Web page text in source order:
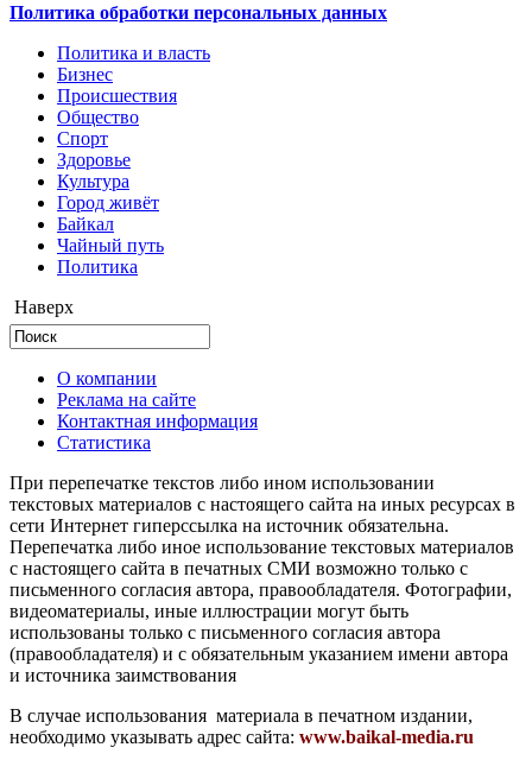
Политика обработки персональных данных
Политика и власть
Бизнес
Происшествия
Общество
Cпорт
Здоровье
Культура
Город живёт
Байкал
Чайный путь
Политика
Наверх
О компании
Реклама на сайте
Контактная информация
Статистика
При перепечатке текстов либо ином использовании
текстовых материалов с настоящего сайта на иных ресурсах в
сети Интернет гиперссылка на источник обязательна.
Перепечатка либо иное использование текстовых материалов
с настоящего сайта в печатных СМИ возможно только с
письменного согласия автора, правообладателя. Фотографии,
видеоматериалы, иные иллюстрации могут быть
использованы только с письменного согласия автора
(правообладателя) и с обязательным указанием имени автора
и источника заимствования
В случае использования материала в печатном издании,
необходимо указывать адрес сайта: www.baikal-media.ru